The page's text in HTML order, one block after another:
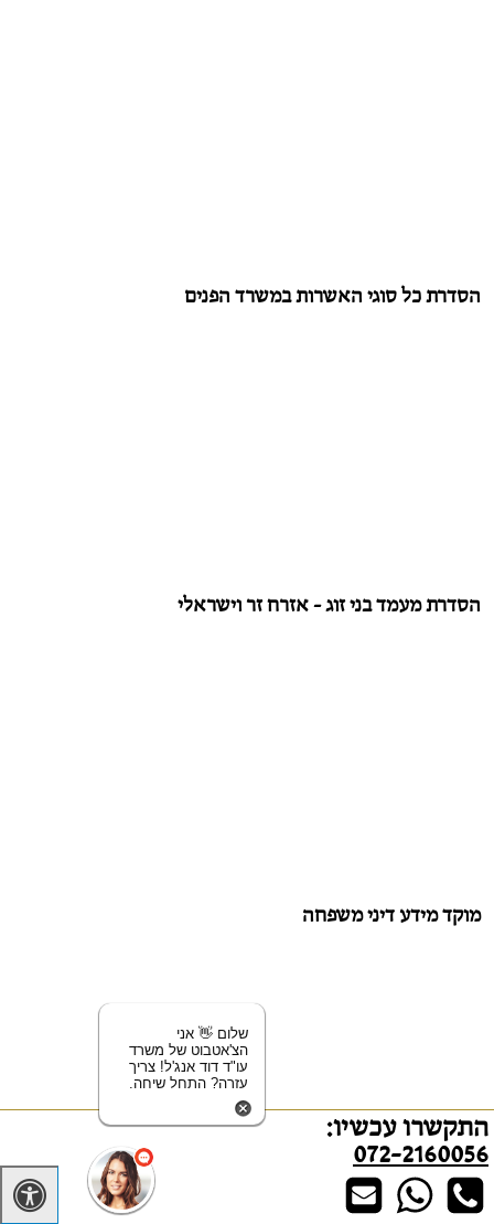
הסדרת כל סוגי האשרות במשרד הפנים
הסדרת מעמד בני זוג - אזרח זר וישראלי
מוקד מידע דיני משפחה
התקשרו עכשיו:
072-2160056
שלום 👋 אני
הצ'אטבוט של משרד
עו"ד דוד אנג'ל! צריך
עזרה? התחל שיחה.